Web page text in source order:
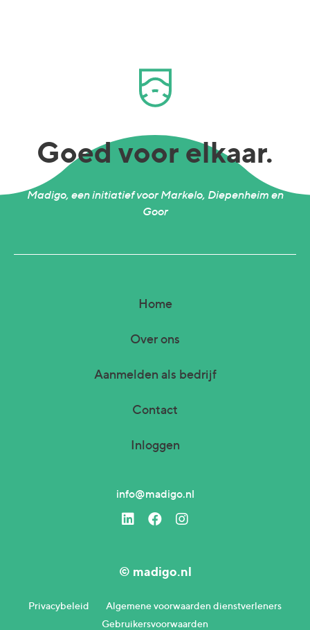
Goed voor elkaar.
Madigo, een initiatief voor Markelo, Diepenheim en
Goor
Home
Over ons
Aanmelden als bedrijf
Contact
Inloggen
info@madigo.nl
Privacybeleid
Algemene voorwaarden dienstverleners
Gebruikersvoorwaarden
© madigo.nl